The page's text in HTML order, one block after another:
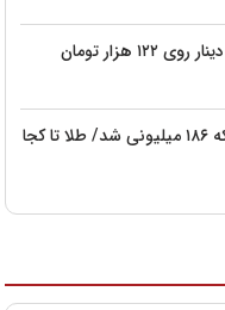
قیمت دینار عراق امروز ۱۸ مرداد ۱۴۰۵؛ هزار دینار روی ۱۲۲ هزار تومان
ریزش قیمت طلا و سکه امروز ۱۸ مرداد؛ سکه ۱۸۶ میلیونی شد/ طلا تا کجا